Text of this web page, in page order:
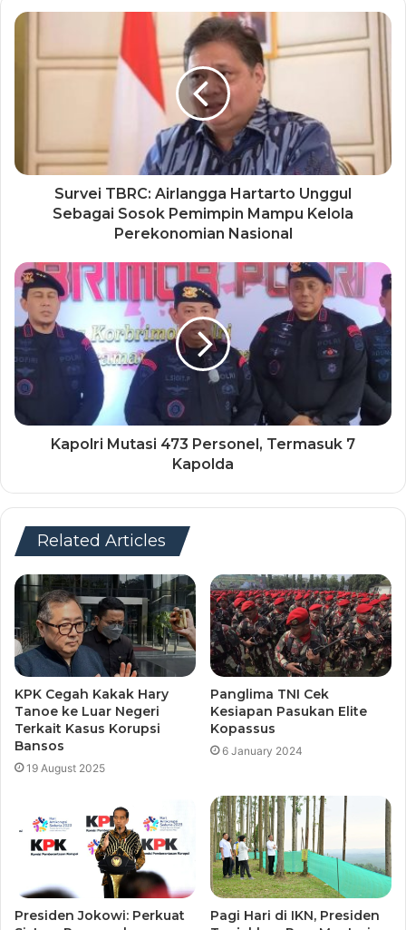
Survei TBRC: Airlangga Hartarto Unggul
Sebagai Sosok Pemimpin Mampu Kelola
Perekonomian Nasional
Kapolri Mutasi 473 Personel, Termasuk 7
Kapolda
Related Articles
KPK Cegah Kakak Hary
Tanoe ke Luar Negeri
Terkait Kasus Korupsi
Bansos
19 August 2025
Panglima TNI Cek
Kesiapan Pasukan Elite
Kopassus
6 January 2024
Presiden Jokowi: Perkuat
Pagi Hari di IKN, Presiden